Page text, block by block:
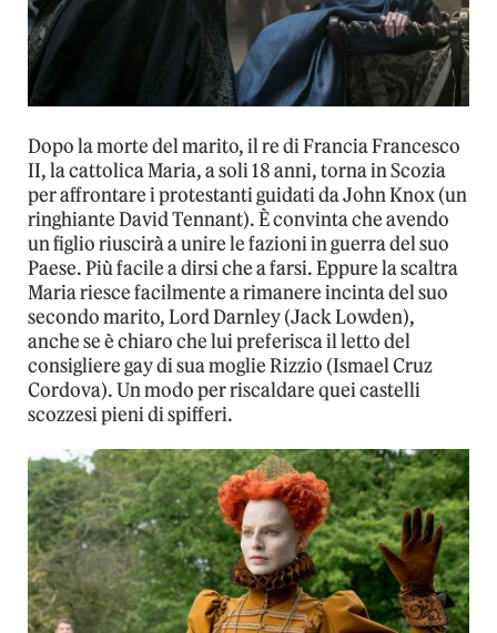
Dopo la morte del marito, il re di Francia Francesco
II, la cattolica Maria, a soli 18 anni, torna in Scozia
per affrontare i protestanti guidati da John Knox (un
ringhiante David Tennant). È convinta che avendo
un figlio riuscirà a unire le fazioni in guerra del suo
Paese. Più facile a dirsi che a farsi. Eppure la scaltra
Maria riesce facilmente a rimanere incinta del suo
secondo marito, Lord Darnley (Jack Lowden),
anche se è chiaro che lui preferisca il letto del
consigliere gay di sua moglie Rizzio (Ismael Cruz
Cordova). Un modo per riscaldare quei castelli
scozzesi pieni di spifferi.